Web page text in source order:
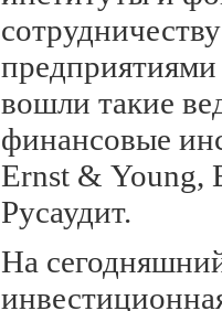
предприятиями
вошли такие
финансовые
Ernst & Young,
Русаудит.
На